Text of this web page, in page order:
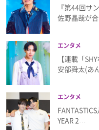
『第44回サ
佐野晶哉が
エンタメ
【連載「
安部舜太(あ
エンタメ
YEAR 2…